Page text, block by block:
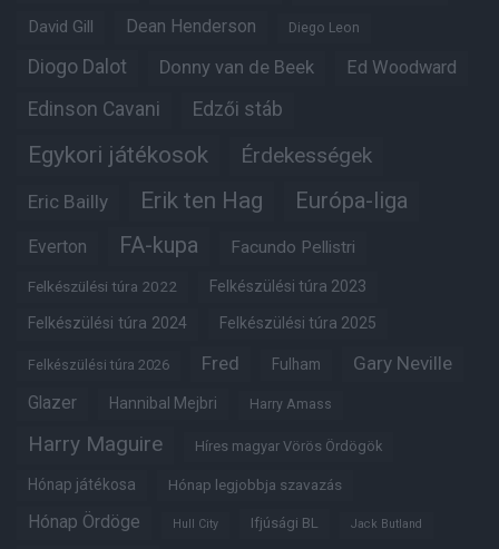
David Gill Dean Henderson Diego Leon
Diogo Dalot Donny van de Beek Ed Woodward
Edinson Cavani Edzői stáb
Egykori játékosok Érdekességek
Eric Bailly Erik ten Hag Európa-liga
Everton FA-kupa Facundo Pellistri
Felkészülési túra 2022 Felkészülési túra 2023
Felkészülési túra 2024 Felkészülési túra 2025
Felkészülési túra 2026 Fred Fulham Gary Neville
Glazer Hannibal Mejbri Harry Amass
Harry Maguire Híres magyar Vörös Ördögök
Hónap játékosa Hónap legjobbja szavazás
Hónap Ördöge Hull City Ifjúsági BL Jack Butland